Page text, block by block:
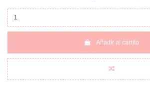
Añadir al carrito